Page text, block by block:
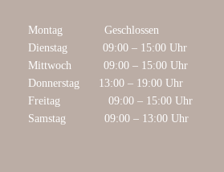
Montag Geschlossen
Dienstag 09:00 – 15:00 Uhr
Mittwoch 09:00 – 15:00 Uhr
Donnerstag 13:00 – 19:00 Uhr
Freitag 09:00 – 15:00 Uhr
Samstag 09:00 – 13:00 Uhr